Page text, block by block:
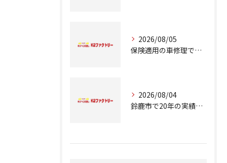
2026/08/05
保険適用の車修理で知っておくべきポイント
2026/08/04
鈴鹿市で20年の実績が語る車修理のこだわり